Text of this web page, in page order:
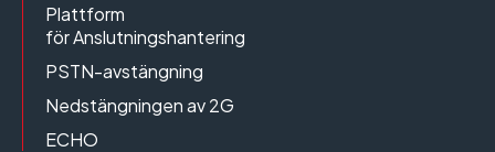
Plattform
för Anslutningshantering
PSTN-avstängning
Nedstängningen av 2G
ECHO